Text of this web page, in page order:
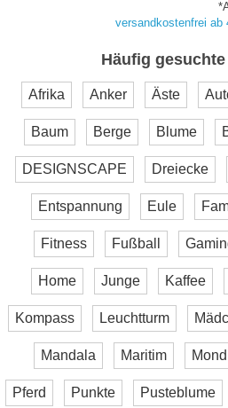
versandkostenfrei ab
Häufig
Afrika Anker Äste
Baum Berge Blume
DESIGNSCAPE Dreiecke
Entspannung Eule
Fitness Fußball
Home Junge Kaffee
Kompass Leuchtturm
Mandala Maritim Mond
Pferd Punkte Pusteblume